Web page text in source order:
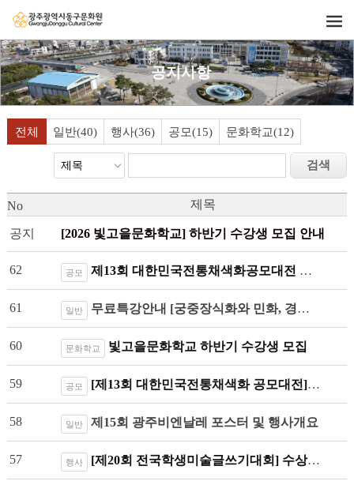
공지사항
전체 일반(40) 행사(36) 공모(15) 문화학교(12)
No 제목
공지 [2026 빛고을문화학교] 하반기 수강생 모집 안내
62 공모 제13회 대한민국전통채색화공모대전 수상작전시 (무료관람)
61 일반 무료특강안내 [궁중장식화와 민화, 경계와 접점] 10월10일
60 문화학교 빛고을문화학교 하반기 수강생 모집
59 공모 [제13회 대한민국전통채색화 공모대전] 수상작품 및 시상식 안내
58 일반 제15회 광주비엔날레 포스터 및 행사개요
57 행사 [제20회 전국학생미술글쓰기대회] 수상작 전시안내(무료관람)